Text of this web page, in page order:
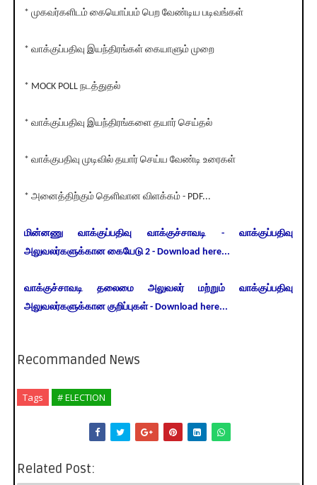
* முகவர்களிடம் கையொப்பம் பெற வேண்டிய படிவங்கள்
* வாக்குப்பதிவு இயந்திரங்கள் கையாளும் முறை
* MOCK POLL நடத்துதல்
* வாக்குப்பதிவு இயந்திரங்களை தயார் செய்தல்
* வாக்குபதிவு முடிவில் தயார் செய்ய வேண்டி உரைகள்
* அனைத்திற்கும் தெளிவான விளக்கம் - PDF...
மின்னணு வாக்குப்பதிவு வாக்குச்சாவடி - வாக்குப்பதிவு
அலுவலர்களுக்கான கையேடு 2 - Download here...
வாக்குச்சாவடி தலைமை அலுவலர் மற்றும் வாக்குப்பதிவு
அலுவலர்களுக்கான குறிப்புகள் - Download here...
Recommanded News
Tags # ELECTION
Related Post: